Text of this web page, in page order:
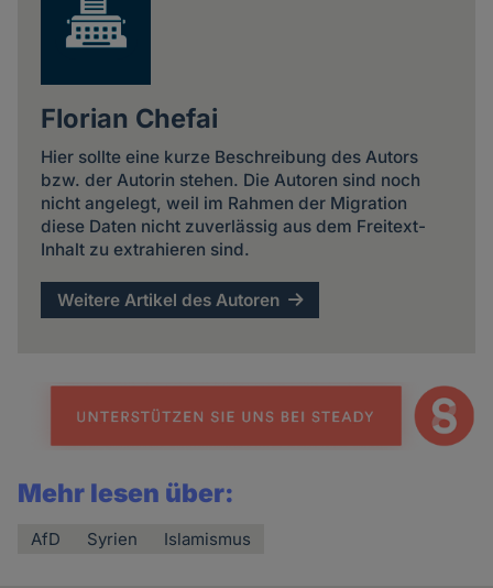
Florian Chefai
Hier sollte eine kurze Beschreibung des Autors
bzw. der Autorin stehen. Die Autoren sind noch
nicht angelegt, weil im Rahmen der Migration
diese Daten nicht zuverlässig aus dem Freitext-
Inhalt zu extrahieren sind.
Weitere Artikel des Autoren
Mehr lesen über:
AfD Syrien Islamismus